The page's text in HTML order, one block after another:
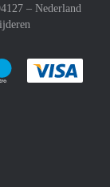
– Nederland
af met Paypal
gemakkelijk af met
Je rekent